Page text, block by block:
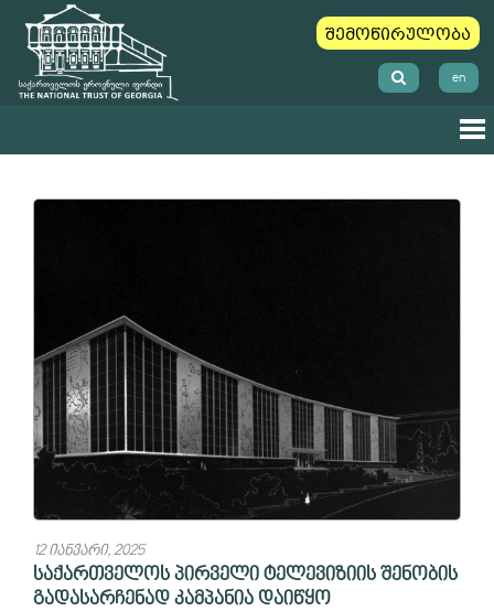
შემოწირულობა
en
12 იანვარი, 2025
საქართველოს პირველი ტელევიზიის შენობის
გადასარჩენად კამპანია დაიწყო